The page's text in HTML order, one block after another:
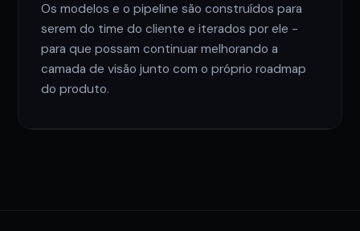
Os modelos e o pipeline são construídos para
serem do time do cliente e iterados por ele -
para que possam continuar melhorando a
camada de visão junto com o próprio roadmap
do produto.